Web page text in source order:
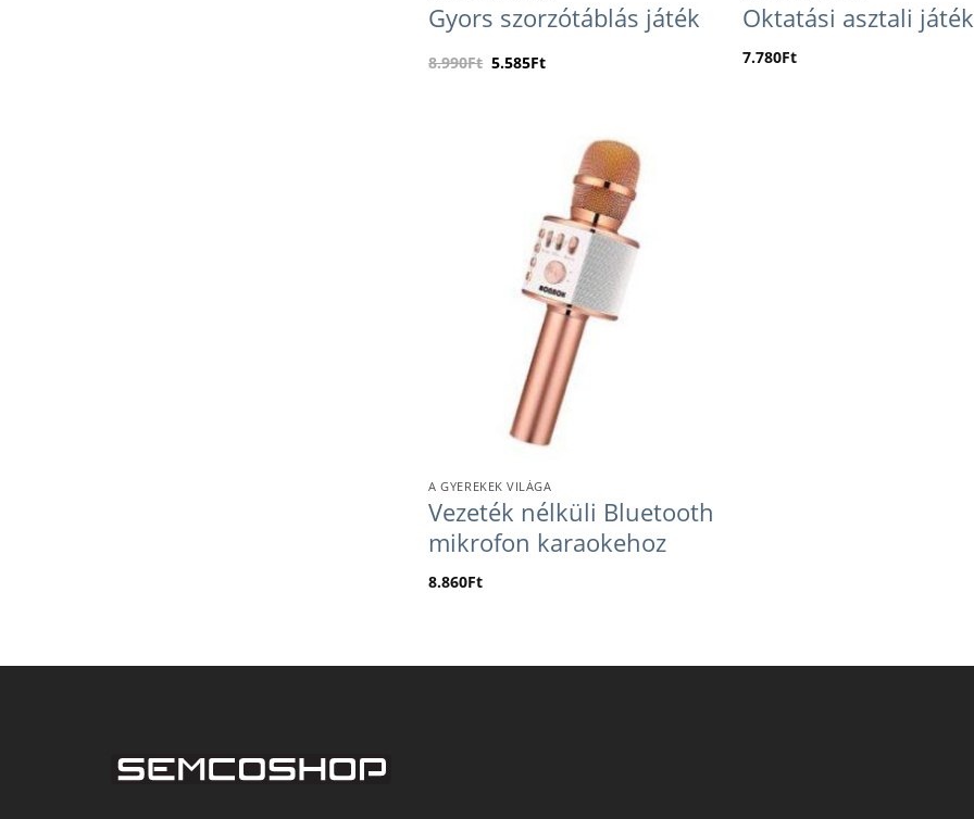
Gyors szorzótáblás játék
8.990Ft 5.585Ft
Oktatási asztali játék
7.780Ft
A GYEREKEK VILÁGA
Vezeték nélküli Bluetooth
mikrofon karaokehoz
8.860Ft